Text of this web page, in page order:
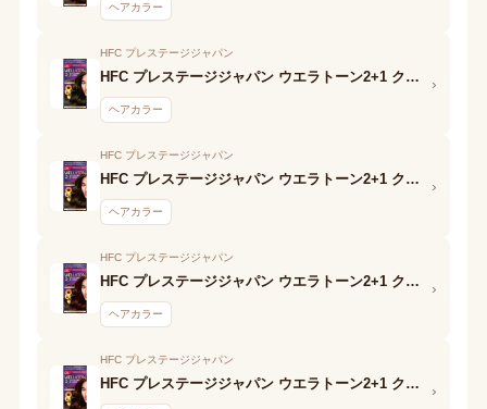
ヘアカラー
HFC プレステージジャパン
HFC プレステージジャパン ウエラトーン2+1 クリームタイプ(5GM)A剤
ヘアカラー
›
HFC プレステージジャパン
HFC プレステージジャパン ウエラトーン2+1 クリームタイプ(5CL)A剤
ヘアカラー
›
HFC プレステージジャパン
HFC プレステージジャパン ウエラトーン2+1 クリームタイプ(5B)A剤
ヘアカラー
›
HFC プレステージジャパン
HFC プレステージジャパン ウエラトーン2+1 クリームタイプ(4B)A剤 ›